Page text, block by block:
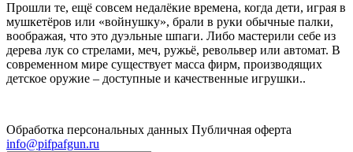
Прошли те, ещё совсем недалёкие времена, когда дети, играя в
мушкетёров или «войнушку», брали в руки обычные палки,
воображая, что это дуэльные шпаги. Либо мастерили себе из
дерева лук со стрелами, меч, ружьё, револьвер или автомат. В
современном мире существует масса фирм, производящих
детское оружие – доступные и качественные игрушки..
Обработка персональных данных Публичная оферта
info@pifpafgun.ru